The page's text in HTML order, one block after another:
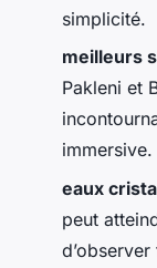
simplicité.
meilleurs
Pakleni et
immersive.
eaux
peut